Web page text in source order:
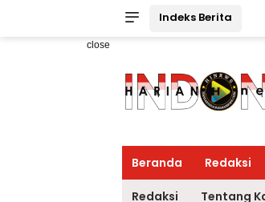
Indeks Berita
close
Beranda Redaksi
Redaksi Tentang